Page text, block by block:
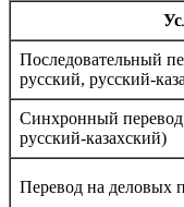
Последовательный
русский, русский-
Синхронный перевод
русский-казахский)
Перевод на деловых